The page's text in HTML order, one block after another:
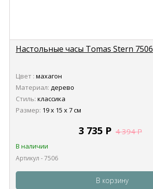
Настольные часы Tomas Stern 7506
Цвет : махагон
Материал: дерево
Стиль: классика
Размер: 19 х 15 х 7 см
3 735 Р 4 394Р
В наличии
Артикул - 7506
В корзину